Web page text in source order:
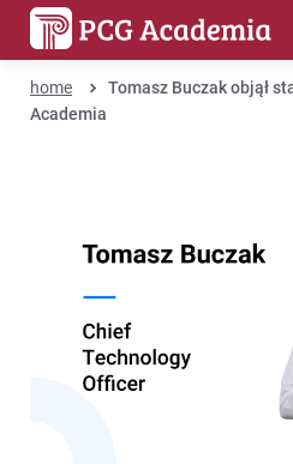
home
Tomasz Buczak objął
Academia